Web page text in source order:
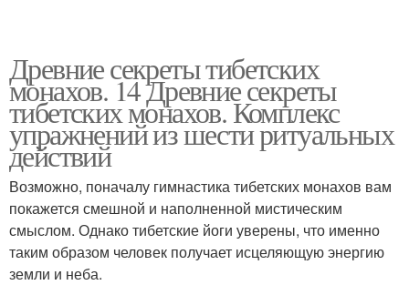
Древние секреты тибетских
монахов. 14 Древние секреты
тибетских монахов. Комплекс
упражнений из шести ритуальных
действий
Возможно, поначалу гимнастика тибетских монахов вам
покажется смешной и наполненной мистическим
смыслом. Однако тибетские йоги уверены, что именно
таким образом человек получает исцеляющую энергию
земли и неба.